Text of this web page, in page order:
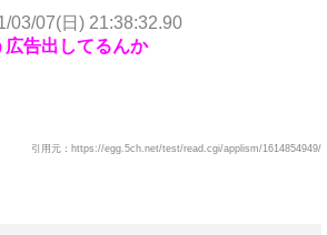
03/07(日) 21:38:32.90
広告出してるんか
引用元：https://egg.5ch.net/test/read.cgi/applism/1614854949/